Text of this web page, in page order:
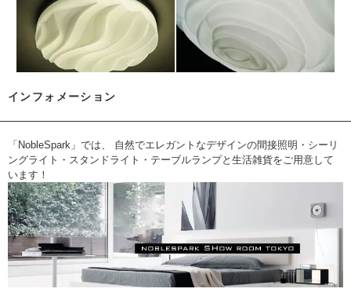
インフォメーション
「NobleSpark」では、 自然でエレガントなデザインの間接照明・シーリ
ングライト・スタンドライト・テーブルランプと生活雑貨をご用意して
います！